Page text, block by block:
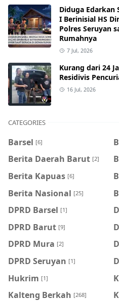
Diduga Edarkan
I Berinisial HS
Polres Seruyan
Rumahnya
7 Jul, 2026
Kurang dari 24
Residivis
16 Jul, 2026
CATEGORIES
Barsel [6]
Berita Daerah Barut [2]
Berita Kapuas [6]
Berita Nasional [25]
DPRD Barsel [1]
DPRD Barut [9]
DPRD Mura [2]
DPRD Seruyan [1]
Hukrim [1]
Kalteng Berkah [268]